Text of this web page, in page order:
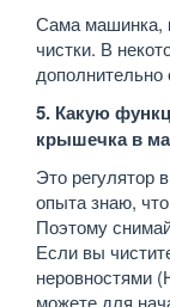
Сама машинка,
чистки. В
дополнительно
5. Какую
крышечка в
Это регулятор
опыта знаю,
Поэтому
Если вы
неровностями
можете для